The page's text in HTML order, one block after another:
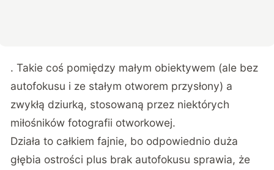
. Takie coś pomiędzy małym obiektywem (ale bez
autofokusu i ze stałym otworem przysłony) a
zwykłą dziurką, stosowaną przez niektórych
miłośników fotografii otworkowej.
Działa to całkiem fajnie, bo odpowiednio duża
głębia ostrości plus brak autofokusu sprawia, że